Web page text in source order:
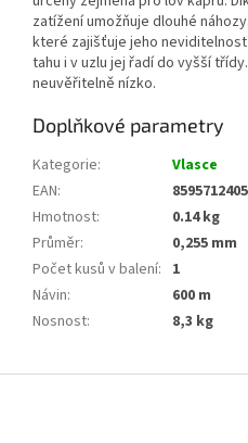
zatížení umožňuje dlouhé
které zajišťuje jeho
tahu i v uzlu jej řadí do vyšší
neuvěřitelně nízko.
Doplňkové parametry
Kategorie:
Vlasce
EAN:
Hmotnost:
0.14 kg
Průměr:
0,255 mm
Počet kusů v balení: 1
Návin:
600 m
Nosnost: 8,3 kg